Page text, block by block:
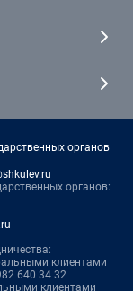
органов
органов:
клиентами
640 34 32
клиентами